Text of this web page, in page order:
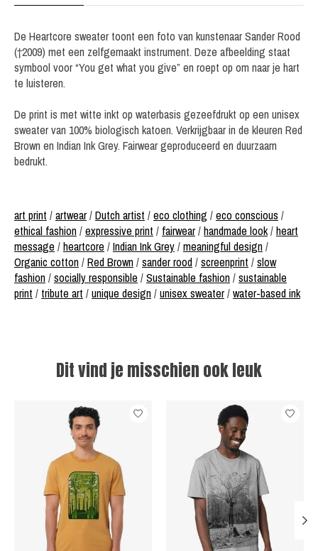
De Heartcore sweater toont een foto van kunstenaar Sander Rood
(†2009) met een zelfgemaakt instrument. Deze afbeelding staat
symbool voor “You get what you give” en roept op om naar je hart
te luisteren.
De print is met witte inkt op waterbasis gezeefdrukt op een unisex
sweater van 100% biologisch katoen. Verkrijgbaar in de kleuren Red
Brown en Indian Ink Grey. Fairwear geproduceerd en duurzaam
bedrukt.
art print /artwear/Dutch artist /eco clothing /eco conscious /
ethical fashion/expressive print / fairwear/handmade look/heart
message /heartcore /Indian Ink Grey/meaningful design/
Organic cotton/Red Brown/sander rood/screenprint /slow
fashion/socially responsible /Sustainable fashion/sustainable
print / tribute art /unique design/unisex sweater/water-based ink
Dit vind je misschien ook leuk
Items van productcarrousel